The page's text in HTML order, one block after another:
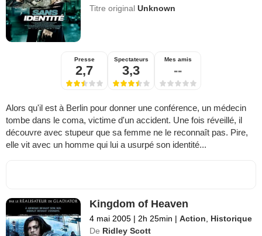
Titre originalUnknown
Presse
2,7
Spectateurs
3,3
Mes amis
--
Alors qu'il est à Berlin pour donner une conférence, un médecin
tombe dans le coma, victime d'un accident. Une fois réveillé, il
découvre avec stupeur que sa femme ne le reconnaît pas. Pire,
elle vit avec un homme qui lui a usurpé son identité...
Kingdom of Heaven
4 mai 2005 | 2h 25min | Action
Historique
De Ridley Scott